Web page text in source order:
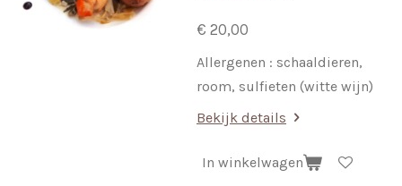
€ 20,00
Allergenen : schaaldieren,
room, sulfieten (witte wijn)
Bekijk details
In winkelwagen